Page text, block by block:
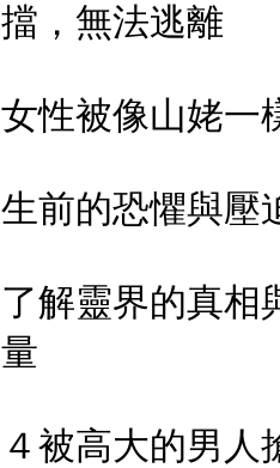
擋，無法逃離
女性被像山姥一
生前的恐懼與壓
了解靈界的真相
量
４被高大的男人